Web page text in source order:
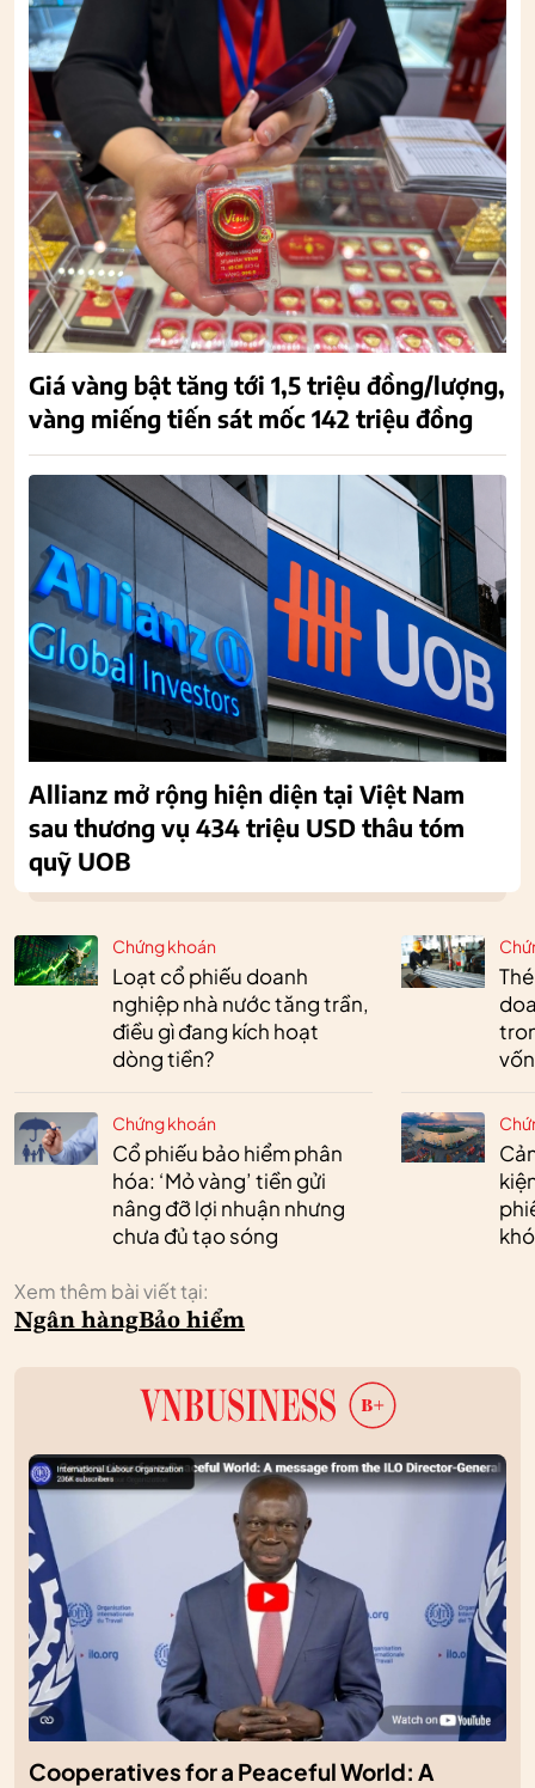
Chứng khoán
Loạt cổ phiếu doanh
nghiệp nhà nước tăng trần,
điều gì đang kích hoạt
dòng tiền?
Chứng khoán
Cổ phiếu bảo hiểm phân
hóa: ‘Mỏ vàng’ tiền gửi
nâng đỡ lợi nhuận nhưng
chưa đủ tạo sóng
vốn
Xem thêm bài viết tại:
Ngân hàngBảo hiểm
Giá vàng bật tăng tới 1,5 triệu đồng/lượng,
vàng miếng tiến sát mốc 142 triệu đồng
Allianz mở rộng hiện diện tại Việt Nam
sau thương vụ 434 triệu USD thâu tóm
quỹ UOB
Cooperatives for a Peaceful World: A